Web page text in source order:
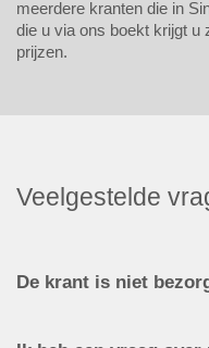
meerdere kranten die in
die u via ons boekt krijgt u
prijzen.
Veelgestelde
De krant is niet